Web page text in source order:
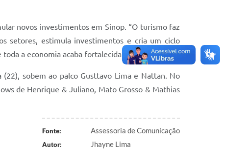
novos investimentos em Sinop. “O turismo faz
setores, estimula investimentos e cria um ciclo
a economia acaba fortalecida”, destacou.
sobem ao palco Gusttavo Lima e Nattan. No
de Henrique & Juliano, Mato Grosso & Mathias
Fonte: Assessoria de Comunicação
Autor: Jhayne Lima